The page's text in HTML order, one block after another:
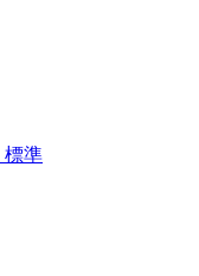
標準